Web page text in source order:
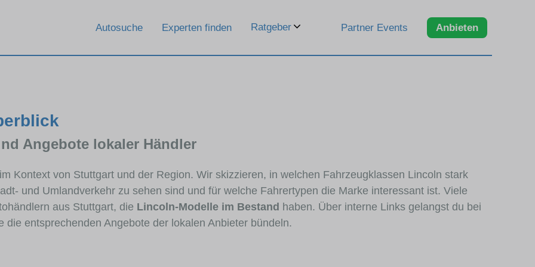
Autosuche Experten finden Ratgeber Partner Events Anbieten
Angebote lokaler Händler
Kontext von Stuttgart und der Region. Wir skizzieren, in welchen Fahrzeugklassen Lincoln stark
und Umlandverkehr zu sehen sind und für welche Fahrertypen die Marke interessant ist. Viele
aus Stuttgart, die Lincoln-Modelle im Bestand haben. Über interne Links gelangst du bei
die entsprechenden Angebote der lokalen Anbieter bündeln.